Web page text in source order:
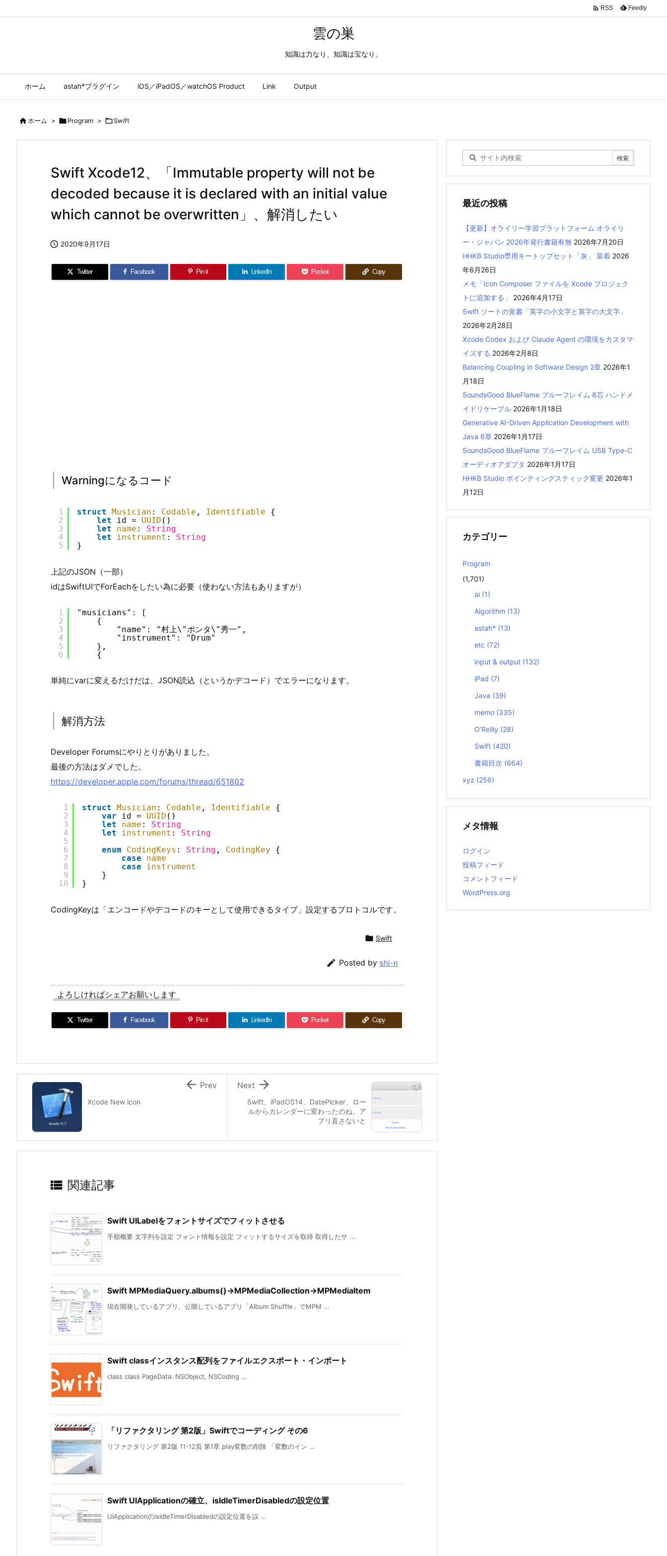
雲の巣
知識は力なり、知識は宝なり。
ホーム astah*プラグイン iOS／iPadOS／watchOS Product Link Output
 RSS Feedly
ホーム > Program > Swift
Swift Xcode12、「Immutable property will not be
decoded because it is declared with an initial value
which cannot be overwritten」、解消したい
 2020年9月17日
Twitter Facebook Pin it LinkedIn Pocket Copy
Warningになるコード
1
2
3
4
5
struct Musician : Codable , Identifiable
{
let
id = UUID ()
let
name : String
let
instrument : String
}
上記のJSON（一部）
idはSwiftUIでForEachをしたい為に必要（使わない方法もありますが）
1
2
3
4
5
6
"musicians": [
{
"name": "村上\"ポンタ\"秀一",
"instrument": "Drum"
},
{
単純にvarに変えるだけだは、JSON読込（というかデコード）でエラーになります。
解消方法
Developer Forumsにやりとりがありました。
最後の方法はダメでした。
https://developer.apple.com/forums/thread/651802
1
2
3
4
5
6
7
8
9
10
struct Musician : Codable , Identifiable
{
var
id = UUID ()
let
name : String
let
instrument : String
enum
CodingKeys : String , CodingKey
{
case
name
case
instrument
}
}
CodingKeyは「エンコードやデコードのキーとして使用できるタイプ」設定するプロトコルです。
 Swift
 Posted by shi-n
よろしければシェアお願いします
Twitter Facebook Pin it LinkedIn Pocket Copy
Swift、iPadOS14、DatePicker、ロー
ルからカレンダーに変わったのね、ア
プリ直さないと

Next
Xcode New icon
 Prev
 関連記事
Swift UILabelをフォントサイズでフィットさせる
手順概要 文字列を設定 フォント情報を設定 フィットするサイズを取得 取得したサ ...
Swift MPMediaQuery.albums()→MPMediaCollection→MPMediaItem
現在開発しているアプリ、公開しているアプリ「Album Shuffle」でMPM ...
Swift classインスタンス配列をファイルエクスポート・インポート
class class PageData: NSObject, NSCoding ...
「リファクタリング 第2版」Swiftでコーディング その6
リファクタリング 第2版 11-12頁 第1章 play変数の削除 「変数のイン ...
Swift UIApplicationの確立、isIdleTimerDisabledの設定位置
UIApplicationのisIdleTimerDisabledの設定位置を誤 ...
最近の投稿
【更新】オライリー学習プラットフォーム オライリ
ー・ジャパン 2026年発行書籍有無 2026年7月20日
HHKB Studio専用キートップセット「灰」 装着 2026
年6月26日
メモ「Icon Composer ファイルを Xcode プロジェク
トに追加する」
2026年4月17日
Swift ソートの覚書「英字の小文字と英字の大文字」
2026年2月28日
Xcode Codex および Claude Agent の環境をカスタマ
イズする 2026年2月8日
Balancing Coupling in Software Design 2章 2026年1
月18日
SoundsGood BlueFlame ブルーフレイム 8芯 ハンドメ
イドリケーブル 2026年1月18日
Generative AI-Driven Application Development with
Java 6章 2026年1月17日
SoundsGood BlueFlame ブルーフレイム USB Type-C
オーディオアダプタ 2026年1月17日
HHKB Studio ポインティングスティック変更 2026年1
月12日
カテゴリー
Program
(1,701)
ai (1)
Algorithm (13)
astah* (13)
etc (72)
input & output (132)
iPad (7)
Java (39)
memo (335)
O’Reilly (28)
Swift (420)
書籍目次 (664)
xyz (256)
メタ情報
ログイン
投稿フィード
コメントフィード
WordPress.org